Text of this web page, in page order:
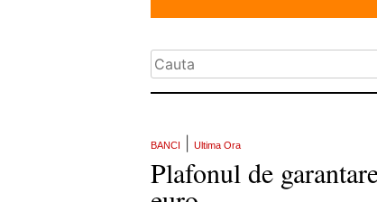
BANCI Ultima Ora
Plafonul de